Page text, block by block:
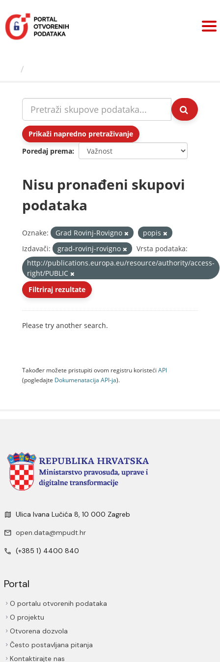
sadržaj
Prikaži napredno pretraživanje
Poredaj prema
Nisu pronađeni skupovi
podataka
Oznake: Grad Rovinj-Rovigno
popis
Izdavači:
grad-rovinj-rovigno
Vrsta podataka:
http://publications.europa.eu/resource/authority/access-
right/PUBLIC
Filtriraj rezultate
Please try another search.
Također možete pristupiti ovom registru koristeći API
(pogledajte Dokumenаtаcijа API-jа).